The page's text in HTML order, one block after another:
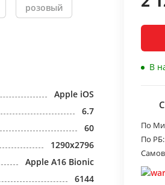
розовый
Apple iOS
6.7
60
1290x2796
Apple A16 Bionic
6144
В
По
По РБ: